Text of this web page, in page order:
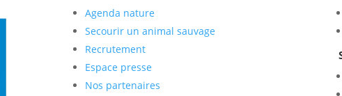
Agenda nature
Secourir un animal sauvage
Recrutement
Espace presse
Nos partenaires